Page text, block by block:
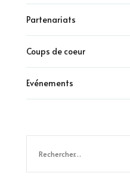
Partenariats
Coups de coeur
Evénements